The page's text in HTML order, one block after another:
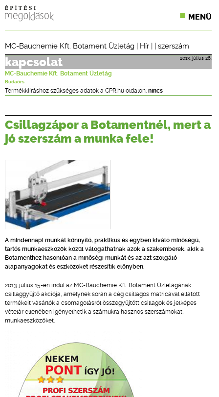
MENÜ
ONLINE KÉPZÉSEK
MC-Bauchemie Kft. Botament Üzletág | Hír | | szerszám
2013. július 28.
kapcsolat
MC-Bauchemie Kft. Botament Üzletág
Budaörs
Termékkiíráshoz szükséges adatok a CPR.hu oldalon: nincs
Csillagzápor a Botamentnél, mert a
jó szerszám a munka fele!
A mindennapi munkát könnyítő, praktikus és egyben kiváló minőségű,
tartós munkaeszközök közül válogathatnak azok a szakemberek, akik a
Botamenthez hasonlóan a minőségi munkát és az azt szolgáló
alapanyagokat és eszközöket részesítik előnyben.
2013. július 15-én indul az MC-Bauchemie Kft. Botament Üzletágának
csillaggyűjtő akciója, amelynek során a cég csillagos matricával ellátott
termékeit vásárlók a csomagolásról összegyűjtött csillagok és jelképes
vételár ellenében igényelhetik a számukra hasznos szerszámokat,
munkaeszközöket.